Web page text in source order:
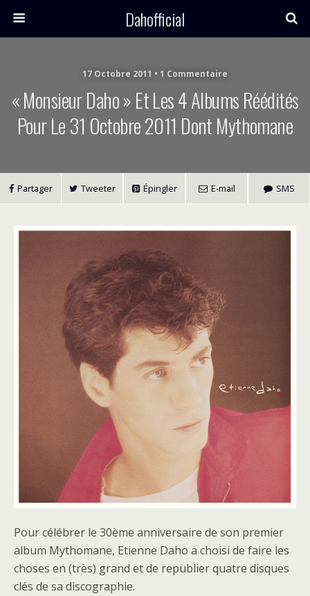
Dahofficial
17 Octobre 2011 • 1 Commentaire
« Monsieur Daho » Et Les 4 Albums Réédités
Pour Le 31 Octobre 2011 Dont Mythomane
Partager Tweeter Épingler E-mail SMS
Pour célébrer le 30ème anniversaire de son premier
album Mythomane, Etienne Daho a choisi de faire les
choses en (très) grand et de republier quatre disques
clés de sa discographie.